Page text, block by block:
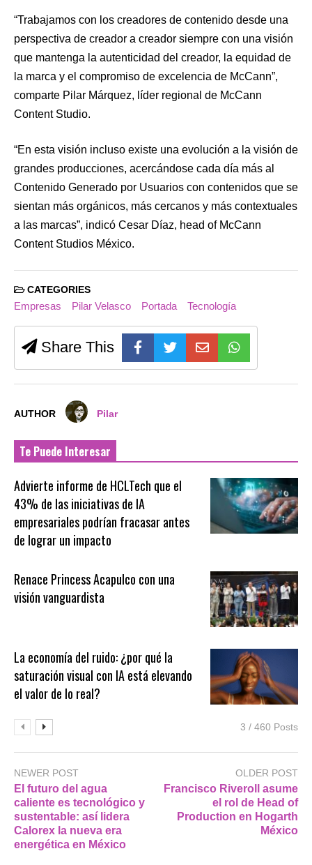
“Trabajamos con los creadores de contenido desde una
perspectiva de creador a creador siempre con una visión
que mantenga la autenticidad del creador, la equidad de
la marca y el compromiso de excelencia de McCann”,
comparte Pilar Márquez, líder regional de McCann
Content Studio.
“En esta visión incluso existe una evolución a la visión de
grandes producciones, acercándose cada día más al
Contenido Generado por Usuarios con contenidos que se
sientan más orgánicos, más cercanos y más contextuales
a las marcas”, indicó Cesar Díaz, head of McCann
Content Studios México.
CATEGORIES
Empresas Pilar Velasco Portada Tecnología
Share This
AUTHOR Pilar
Te Puede Interesar
Advierte informe de HCLTech que el
43% de las iniciativas de IA
empresariales podrían fracasar antes
de lograr un impacto
Renace Princess Acapulco con una
visión vanguardista
La economía del ruido: ¿por qué la
saturación visual con IA está elevando
el valor de lo real?
3 / 460 Posts
NEWER POST
El futuro del agua
caliente es tecnológico y
sustentable: así lidera
Calorex la nueva era
energética en México
OLDER POST
Francisco Riveroll asume
el rol de Head of
Production en Hogarth
México